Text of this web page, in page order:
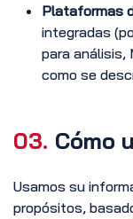
Plataformas
integradas
para análisis,
como se
03. Cómo
Usamos su
propósitos,